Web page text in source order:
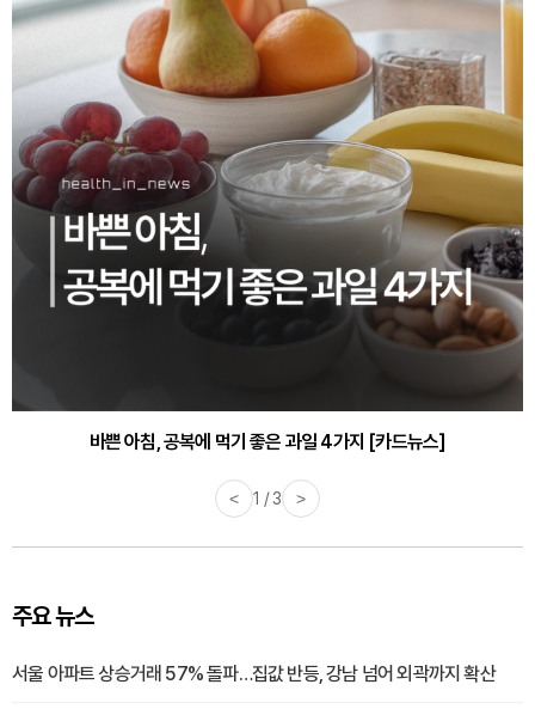
바쁜 아침, 공복에 먹기 좋은 과일 4가지 [카드뉴스]
< 1 / 3 >
주요 뉴스
서울 아파트 상승거래 57% 돌파…집값 반등, 강남 넘어 외곽까지 확산